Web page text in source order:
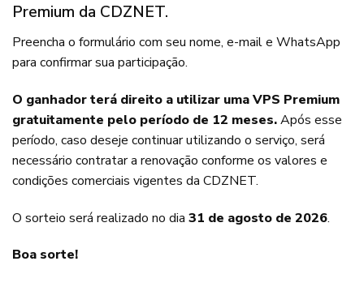
Premium da CDZNET.
Preencha o formulário com seu nome, e-mail e WhatsApp
para confirmar sua participação.
O ganhador terá direito a utilizar uma VPS Premium
gratuitamente pelo período de 12 meses.Após esse
período, caso deseje continuar utilizando o serviço, será
necessário contratar a renovação conforme os valores e
condições comerciais vigentes da CDZNET.
O sorteio será realizado no dia 31 de agosto de 2026.
Boa sorte!